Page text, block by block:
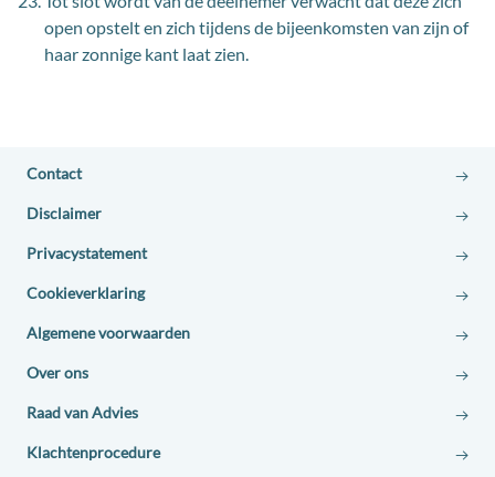
open opstelt en zich tijdens de bijeenkomsten van zijn of
haar zonnige kant laat zien.
Contact
Disclaimer
Privacystatement
Cookieverklaring
Algemene voorwaarden
Over ons
Raad van Advies
Klachtenprocedure